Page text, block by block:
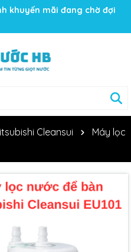
khuyến mãi đang chờ đợi
Cleansui
Máy lọc